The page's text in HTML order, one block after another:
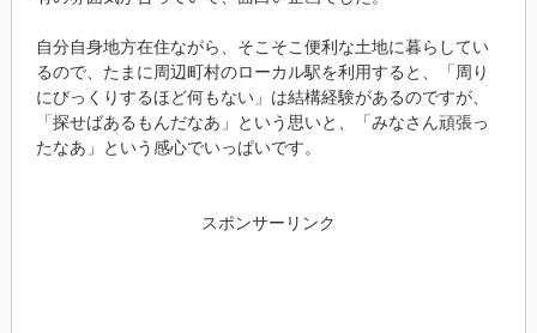
自分自身地方在住ながら、そこそこ便利な土地に暮らしてい
るので、たまに周辺町村のローカル駅を利用すると、「周り
にびっくりするほど何もない」は結構経験があるのですが、
「探せばあるもんだなあ」という思いと、「みなさん頑張っ
たなあ」という感心でいっぱいです。
スポンサーリンク